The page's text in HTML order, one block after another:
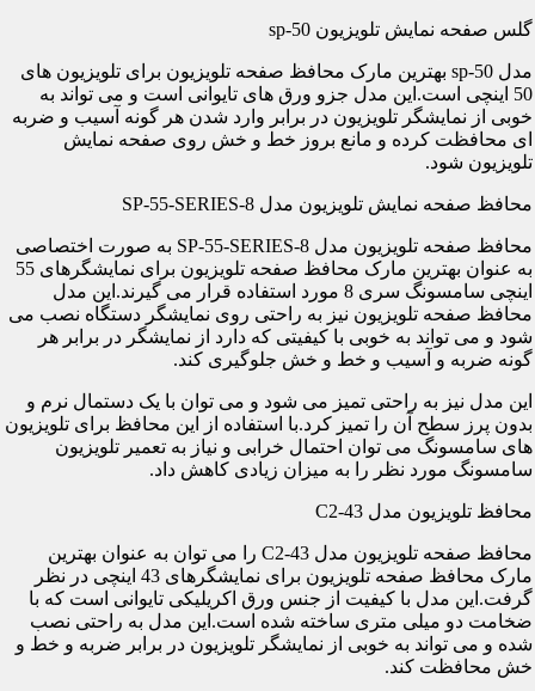
گلس صفحه نمایش تلویزیون sp-50
مدل sp-50 بهترین مارک محافظ صفحه تلویزیون برای تلویزیون های
50 اینچی است.این مدل جزو ورق های تایوانی است و می تواند به
خوبی از نمایشگر تلویزیون در برابر وارد شدن هر گونه آسیب و ضربه
ای محافظت کرده و مانع بروز خط و خش روی صفحه نمایش
تلویزیون شود.
محافظ صفحه نمایش تلویزیون مدل SP-55-SERIES-8
محافظ صفحه تلویزیون مدل SP-55-SERIES-8 به صورت اختصاصی
به عنوان بهترین مارک محافظ صفحه تلویزیون برای نمایشگرهای 55
اینچی سامسونگ سری 8 مورد استفاده قرار می گیرند.این مدل
محافظ صفحه تلویزیون نیز به راحتی روی نمایشگر دستگاه نصب می
شود و می تواند به خوبی با کیفیتی که دارد از نمایشگر در برابر هر
گونه ضربه و آسیب و خط و خش جلوگیری کند.
این مدل نیز به راحتی تمیز می شود و می توان با یک دستمال نرم و
بدون پرز سطح آن را تمیز کرد.با استفاده از این محافظ برای تلویزیون
های سامسونگ می توان احتمال خرابی و نیاز به تعمیر تلویزیون
سامسونگ مورد نظر را به میزان زیادی کاهش داد.
محافظ تلویزیون مدل C2-43
محافظ صفحه تلویزیون مدل C2-43 را می توان به عنوان بهترین
مارک محافظ صفحه تلویزیون برای نمایشگرهای 43 اینچی در نظر
گرفت.این مدل با کیفیت از جنس ورق اکریلیکی تایوانی است که با
ضخامت دو میلی متری ساخته شده است.این مدل به راحتی نصب
شده و می تواند به خوبی از نمایشگر تلویزیون در برابر ضربه و خط و
خش محافظت کند.